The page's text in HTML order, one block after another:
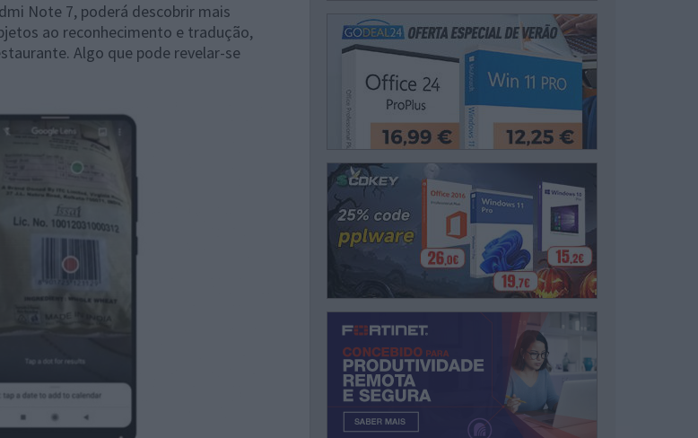
Note 7, poderá descobrir mais
ao reconhecimento e tradução,
Algo que pode revelar-se